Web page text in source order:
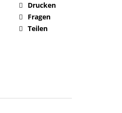
Drucken
Fragen
Teilen